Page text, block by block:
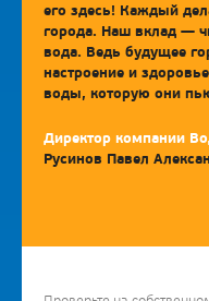
его здесь! Каждый
города. Наш вклад —
вода. Ведь будущее
настроение и
воды, которую они
Директор компании
Русинов Павел